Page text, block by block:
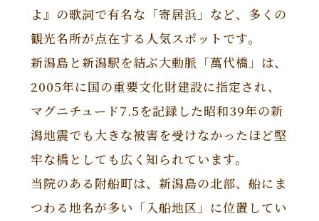
よ』の歌詞で有名な「寄居浜」など、多くの
観光名所が点在する人気スポットです。
新潟島と新潟駅を結ぶ大動脈「萬代橋」は、
2005年に国の重要文化財建設に指定され、
マグニチュード7.5を記録した昭和39年の新
潟地震でも大きな被害を受けなかったほど堅
牢な橋としても広く知られています。
当院のある附船町は、新潟島の北部、船にま
つわる地名が多い「入船地区」に位置してい